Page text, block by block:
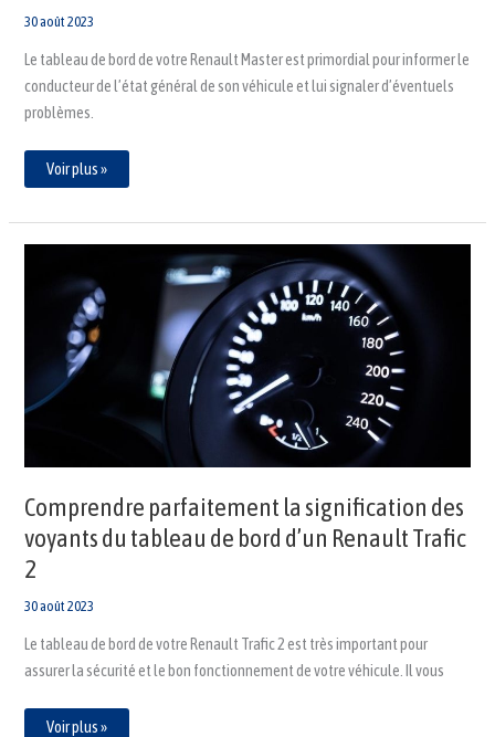
30 août 2023
Le tableau de bord de votre Renault Master est primordial pour informer le
conducteur de l’état général de son véhicule et lui signaler d’éventuels
problèmes.
Voir plus »
Comprendre parfaitement la signification des
voyants du tableau de bord d’un Renault Trafic
2
30 août 2023
Le tableau de bord de votre Renault Trafic 2 est très important pour
assurer la sécurité et le bon fonctionnement de votre véhicule. Il vous
signification
voyants
tableau
bord
d’un
Voir plus »